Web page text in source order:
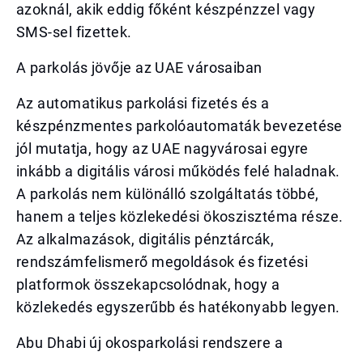
azoknál, akik eddig főként készpénzzel vagy
SMS-sel fizettek.
A parkolás jövője az UAE városaiban
Az automatikus parkolási fizetés és a
készpénzmentes parkolóautomaták bevezetése
jól mutatja, hogy az UAE nagyvárosai egyre
inkább a digitális városi működés felé haladnak.
A parkolás nem különálló szolgáltatás többé,
hanem a teljes közlekedési ökoszisztéma része.
Az alkalmazások, digitális pénztárcák,
rendszámfelismerő megoldások és fizetési
platformok összekapcsolódnak, hogy a
közlekedés egyszerűbb és hatékonyabb legyen.
Abu Dhabi új okosparkolási rendszere a